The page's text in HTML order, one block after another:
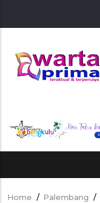
Home / Palembang /